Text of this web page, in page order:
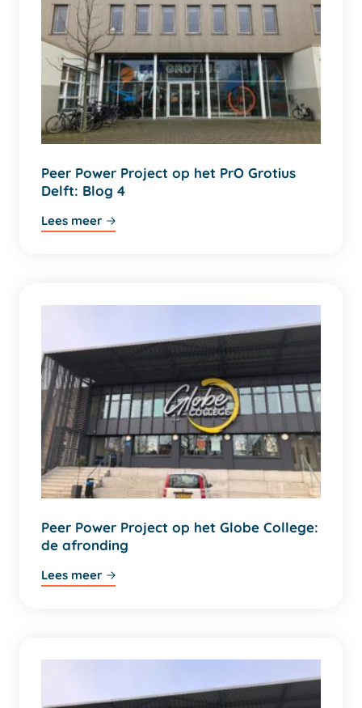
Peer Power Project op het PrO Grotius
Delft: Blog 4
Lees meer
Peer Power Project op het Globe College:
de afronding
Lees meer